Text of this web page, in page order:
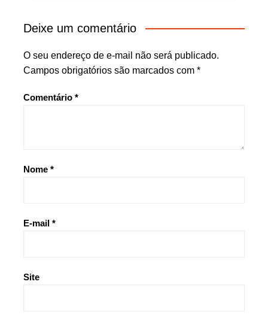
Deixe um comentário
O seu endereço de e-mail não será publicado.
Campos obrigatórios são marcados com *
Comentário *
Nome *
E-mail *
Site